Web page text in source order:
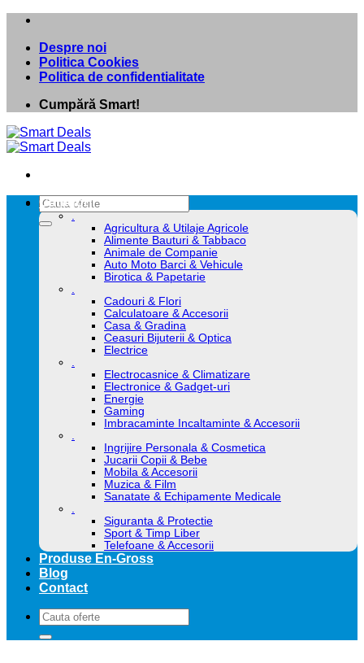
Skip
contentDespre noi
Politica Cookies
Politica de confidentialitate
Cumpără Smart!
Caută
după:
Categorii
.
Agricultura & Utilaje Agricole
Alimente Bauturi & Tabbaco
Animale de Companie
Auto Moto Barci & Vehicule
Birotica & Papetarie
.
Cadouri & Flori
Calculatoare & Accesorii
Casa & Gradina
Ceasuri Bijuterii & Optica
Electrice
.
Electrocasnice & Climatizare
Electronice & Gadget-uri
Energie
Gaming
Imbracaminte Incaltaminte & Accesorii
.
Ingrijire Personala & Cosmetica
Jucarii Copii & Bebe
Mobila & Accesorii
Muzica & Film
Sanatate & Echipamente Medicale
.
Siguranta & Protectie
Sport & Timp Liber
Telefoane & Accesorii
Produse En-Gross
Blog
Contact
Caută
după: